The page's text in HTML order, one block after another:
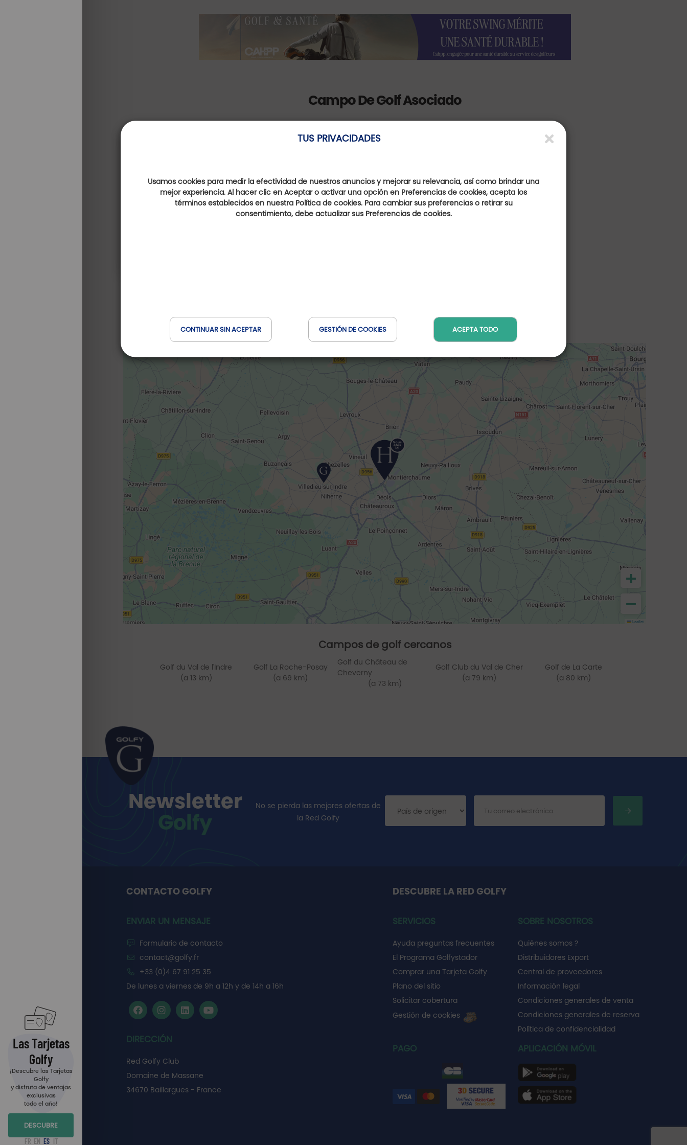
TUS PRIVACIDADES
Usamos cookies para medir la efectividad de nuestros anuncios y mejorar su relevancia, así como brindar una
mejor experiencia. Al hacer clic en Aceptar o activar una opción en Preferencias de cookies, acepta los
términos establecidos en nuestra Política de cookies. Para cambiar sus preferencias o retirar su
consentimiento, debe actualizar sus Preferencias de cookies.
CONTINUAR SIN ACEPTAR GESTIÓN DE COOKIES ACEPTA TODO
Las Tarjetas
Golfy
¡Descubre las Tarjetas
Golfy
y disfruta de ventajas
exclusivas
todo el año!
DESCUBRE
FR EN ES IT
Campo De Golf Asociado
Golf du Val de l'Indre
Centre-Val de Loire, France
Distancia : 15 Km
+
−
Leaflet
Campos de golf cercanos
Golf du Val de l'Indre
(a 13 km)
Golf La Roche-Posay
(a 69 km)
Golf du Château de
Cheverny
(a 73 km)
Golf Club du Val de Cher
(a 79 km)
Golf de La Carte
(a 80 km)
Newsletter
Golfy
No se pierda las mejores ofertas de
la Red Golfy
CONTACTO GOLFY
ENVIAR UN MENSAJE
Formulario de contacto
contact@golfy.fr
+33 (0)4 67 91 25 35
De lunes a viernes de 9h a 12h y de 14h a 16h
DIRECCIÓN
Red Golfy Club
Domaine de Massane
34670 Baillargues - France
DESCUBRE LA RED GOLFY
SERVICIOS
Ayuda preguntas frecuentes
El Programa Golfystador
Comprar una Tarjeta Golfy
Plano del sitio
Solicitar cobertura
Gestión de cookies
SOBRE NOSOTROS
Quiénes somos ?
Distribuidores Export
Central de proveedores
Información legal
Condiciones generales de venta
Condiciones generales de reserva
Política de confidencialidad
PAGO APLICACIÓN MÓVIL